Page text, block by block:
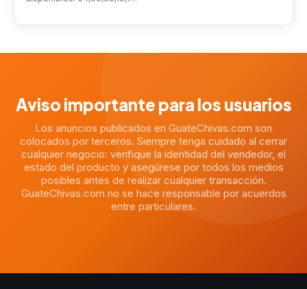
Aviso importante para los usuarios
Los anuncios publicados en GuateChivas.com son
colocados por terceros. Siempre tenga cuidado al cerrar
cualquier negocio: verifique la identidad del vendedor, el
estado del producto y asegúrese por todos los medios
posibles antes de realizar cualquier transacción.
GuateChivas.com no se hace responsable por acuerdos
entre particulares.